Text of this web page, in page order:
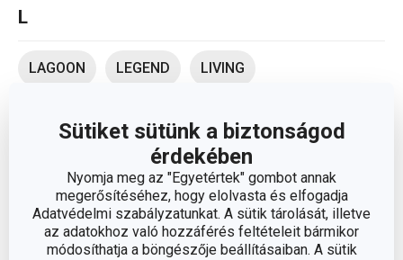
Sütiket sütünk a biztonságod
érdekében
Nyomja meg az "Egyetértek" gombot annak
megerősítéséhez, hogy elolvasta és elfogadja
Adatvédelmi szabályzatunkat. A sütik tárolását, illetve
az adatokhoz való hozzáférés feltételeit bármikor
módosíthatja a böngészője beállításaiban. A sütik
L
LAGOON LEGEND LIVING
MAGNUM MANICO ROSSO MASSIVE
MINERAL MOMENTS MONTE CARLO